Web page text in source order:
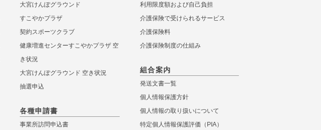
大宮けんぽグラウンド
すこやかプラザ
契約スポーツクラブ
健康増進センターすこやかプラザ 空
き状況
大宮けんぽグラウンド 空き状況
抽選申込
各種申請書
事業所訪問申込書
利用限度額および自己負担
介護保険で受けられるサービス
介護保険料
介護保険制度の仕組み
組合案内
発送文書一覧
個人情報保護方針
個人情報の取り扱いについて
特定個人情報保護評価（PIA）